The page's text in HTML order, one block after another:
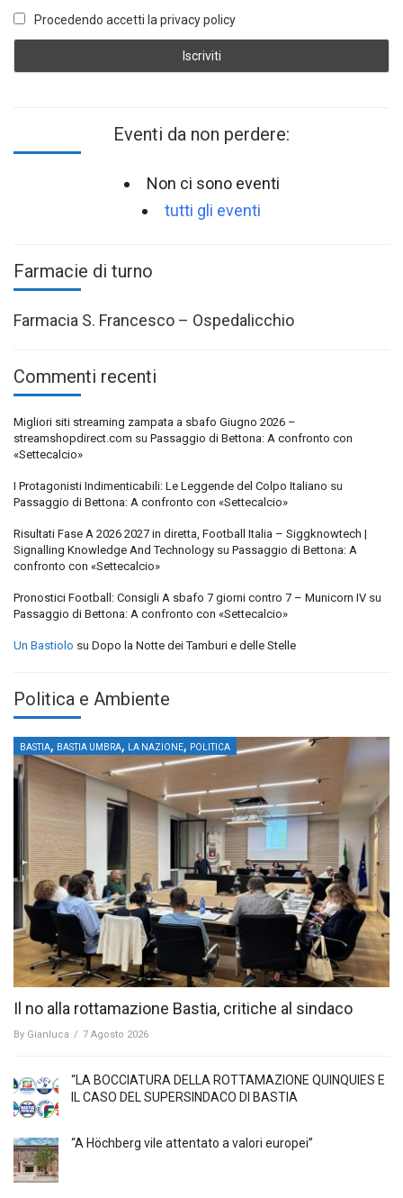
Procedendo accetti la privacy policy
Eventi da non perdere:
Non ci sono eventi
tutti gli eventi
Farmacie di turno
Farmacia S. Francesco – Ospedalicchio
Commenti recenti
Migliori siti streaming zampata a sbafo Giugno 2026 –
streamshopdirect.com su Passaggio di Bettona: A confronto con
«Settecalcio»
I Protagonisti Indimenticabili: Le Leggende del Colpo Italiano su
Passaggio di Bettona: A confronto con «Settecalcio»
Risultati Fase A 2026 2027 in diretta, Football Italia – Siggknowtech |
Signalling Knowledge And Technology su Passaggio di Bettona: A
confronto con «Settecalcio»
Pronostici Football: Consigli A sbafo 7 giorni contro 7 – Municorn IV su
Passaggio di Bettona: A confronto con «Settecalcio»
Un Bastiolo su Dopo la Notte dei Tamburi e delle Stelle
Politica e Ambiente
BASTIA, BASTIA UMBRA, LA NAZIONE, POLITICA
Il no alla rottamazione Bastia, critiche al sindaco
By Gianluca / 7 Agosto 2026
“LA BOCCIATURA DELLA ROTTAMAZIONE QUINQUIES E
IL CASO DEL SUPERSINDACO DI BASTIA
“A Höchberg vile attentato a valori europei”